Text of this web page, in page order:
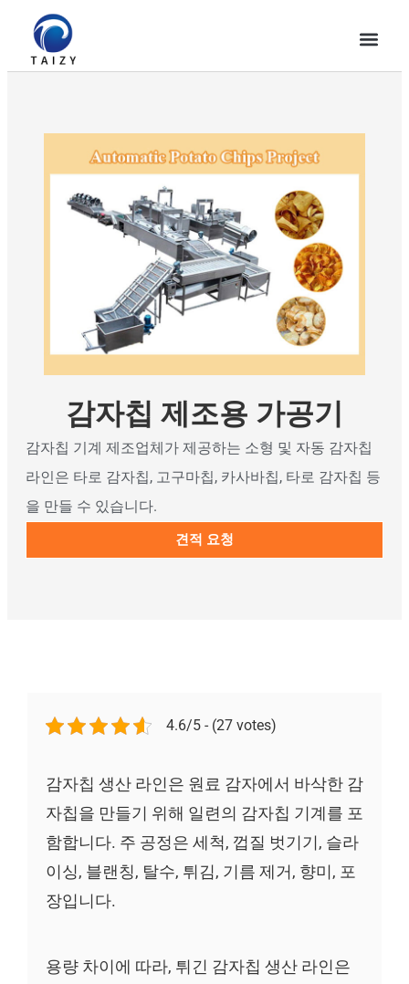
감자칩 제조용 가공기
감자칩 기계 제조업체가 제공하는 소형 및 자동 감자칩
라인은 타로 감자칩, 고구마칩, 카사바칩, 타로 감자칩 등
을 만들 수 있습니다.
견적 요청
4.6/5 - (27 votes)
감자칩 생산 라인은 원료 감자에서 바삭한 감
자칩을 만들기 위해 일련의 감자칩 기계를 포
함합니다. 주 공정은 세척, 껍질 벗기기, 슬라
이싱, 블랜칭, 탈수, 튀김, 기름 제거, 향미, 포
장입니다.
용량 차이에 따라, 튀긴 감자칩 생산 라인은